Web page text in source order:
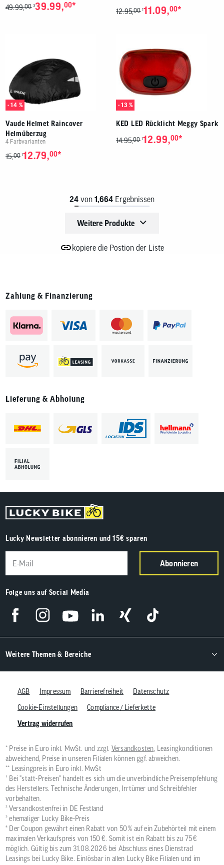
49.99,00 339.99,00* 12.95,00 111.09,00*
- 14 %
Vaude Helmet Raincover
Helmüberzug
4 Farbvarianten
15,00 112.79,00*
- 13 %
KED LED Rücklicht Meggy Spark
14.95,00 112.99,00*
24 von 1,664 Ergebnissen
Weitere Produkte
kopiere die Postion der Liste
Zahlung & Finanzierung
Lieferung & Abholung
Lucky Newsletter abonnieren und 15€ sparen
Abonnieren
Folge uns auf Social Media
Weitere Themen & Bereiche
AGB Impressum Barrierefreiheit
Datenschutz
Cookie-Einstellungen
Compliance / Lieferkette
Vertrag widerrufen
* Preise in Euro inkl. MwSt. und zzgl. Versandkosten, Leasingkonditionen
abweichend, Preise in unseren Filialen können ggf. abweichen.
** Leasingpreis in Euro inkl. MwSt
¹ Bei "statt-Preisen" handelt es sich um die unverbindliche Preisempfehlung
des Herstellers. Technische Änderungen, Irrtümer und Schreibfehler
vorbehalten.
² Versandkostenfrei in DE Festland
³ ehemaliger Lucky Bike-Preis
⁴ Der Coupon gewährt einen Rabatt von 50 % auf ein Zubehörteil mit einem
maximalen Verkaufspreis von 150 €. Somit ist ein Rabatt bis zu 75 €
möglich. Gültig bis zum 31.08.2026 bei Abschluss eines Dienstrad
Leasings bei Lucky Bike. Einlösbar in allen Lucky Bike Filialen und im